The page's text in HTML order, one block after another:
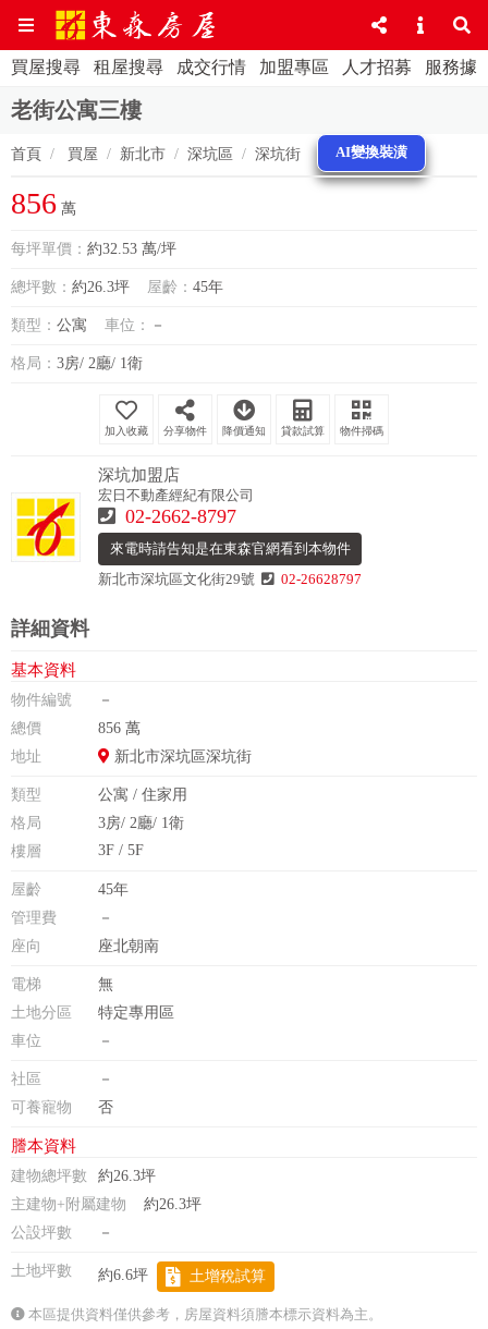
買屋搜尋 租屋搜尋 成交行情 加盟專區 人才招募 服務據
老街公寓三樓
首頁 買屋 新北市 深坑區 深坑街 AI變換裝潢
856 萬
每坪單價： 約32.53 萬/坪
總坪數： 約26.3坪 屋齡： 45年
類型： 公寓 車位： －
格局： 3房/ 2廳/ 1衛
分享物件 降價通知 貸款試算 物件掃碼
深坑加盟店
宏日不動產經紀有限公司
02-2662-8797
來電時請告知是在東森官網看到本物件
新北市深坑區文化街29號
02-26628797
詳細資料
基本資料
物件編號
－
總價
856 萬
地址
新北市深坑區深坑街
類型
公寓 / 住家用
格局
3房/ 2廳/ 1衛
樓層
3F / 5F
屋齡
45年
管理費
－
座向
座北朝南
電梯
無
土地分區
特定專用區
車位
－
社區
－
可養寵物
否
謄本資料
建物總坪數
約26.3坪
主建物+附屬建物
約26.3坪
公設坪數
－
土地坪數 約6.6坪 土增稅試算
本區提供資料僅供參考，房屋資料須謄本標示資料為主。